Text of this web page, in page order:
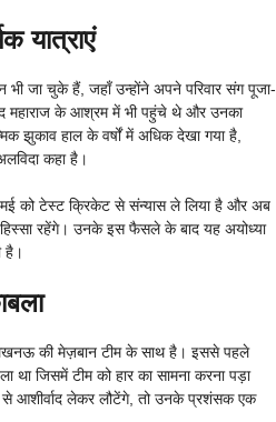
यात्राएं
भी जा चुके हैं, जहाँ उन्होंने अपने परिवार संग पूजा-
महाराज के आश्रम में भी पहुंचे थे और उनका
झुकाव हाल के वर्षों में अधिक देखा गया है,
कहा है।
को टेस्ट क्रिकेट से संन्यास ले लिया है और अब
रहेंगे। उनके इस फैसले के बाद यह अयोध्या
है।
की मेज़बान टीम के साथ है। इससे पहले
था जिसमें टीम को हार का सामना करना पड़ा
से आशीर्वाद लेकर लौटेंगे, तो उनके प्रशंसक एक